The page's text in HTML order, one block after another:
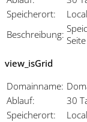
Speicherort:
Beschreibung:
view_isGrid
Domainname:
Ablauf:
30
Speicherort: